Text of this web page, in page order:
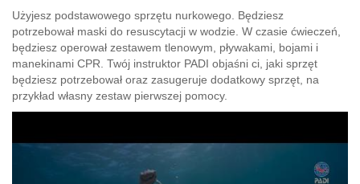
Użyjesz podstawowego sprzętu nurkowego. Będziesz
potrzebował maski do resuscytacji w wodzie. W czasie ćwieczeń,
będziesz operował zestawem tlenowym, pływakami, bojami i
manekinami CPR. Twój instruktor PADI objaśni ci, jaki sprzęt
będziesz potrzebował oraz zasugeruje dodatkowy sprzęt, na
przykład własny zestaw pierwszej pomocy.